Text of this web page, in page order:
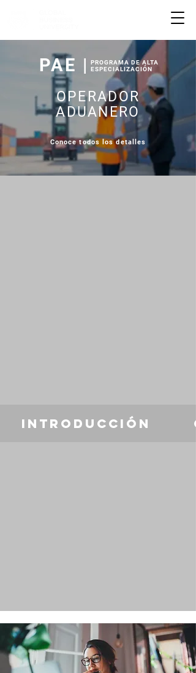
PAE |
PROGRAMA DE ALTA
ESPECIALIZACIÓN
OPERADOR
ADUANERO
Conoce todos los detalles
Introducción